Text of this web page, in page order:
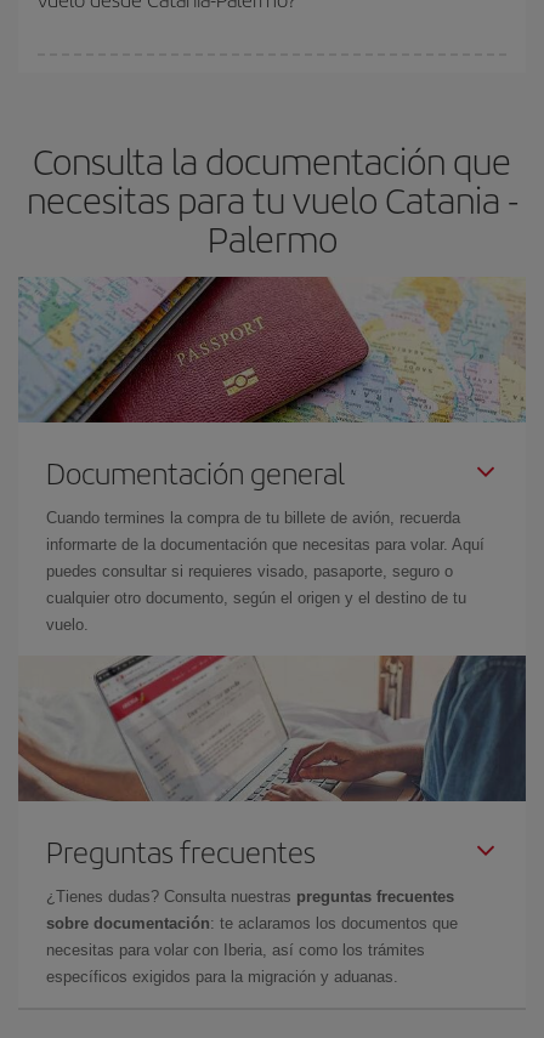
Consulta la documentación que
necesitas para tu vuelo Catania -
Palermo
Documentación general
Cuando termines la compra de tu billete de avión, recuerda
informarte de la documentación que necesitas para volar. Aquí
puedes consultar si requieres visado, pasaporte, seguro o
cualquier otro documento, según el origen y el destino de tu
vuelo.
Preguntas frecuentes
¿Tienes dudas? Consulta nuestras preguntas frecuentes
sobre documentación: te aclaramos los documentos que
necesitas para volar con Iberia, así como los trámites
específicos exigidos para la migración y aduanas.